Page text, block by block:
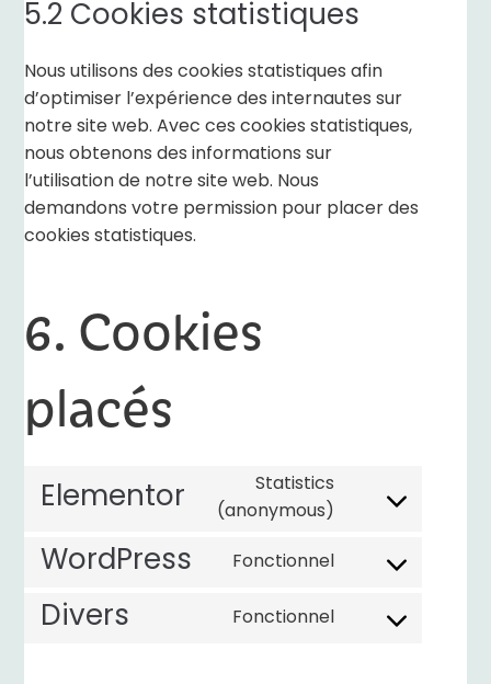
5.2 Cookies statistiques
Nous utilisons des cookies statistiques afin
d’optimiser l’expérience des internautes sur
notre site web. Avec ces cookies statistiques,
nous obtenons des informations sur
l’utilisation de notre site web. Nous
demandons votre permission pour placer des
cookies statistiques.
6. Cookies
placés
Elementor
Statistics
(anonymous)
WordPress Fonctionnel
Divers Fonctionnel